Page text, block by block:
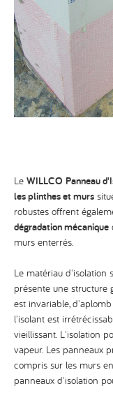
Le WILLCO Panneau
les plinthes et murs
robustes offrent
dégradation mécanique
murs enterrés.
Le matériau d'isolation
présente une structure
est invariable,
l'isolant est
vieillissant. L'isolation
vapeur. Les panneaux
compris sur les murs
panneaux d'isolation